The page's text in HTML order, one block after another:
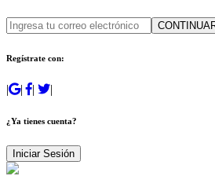
Regístrate con:
| | | |
¿Ya tienes cuenta?
Iniciar Sesión